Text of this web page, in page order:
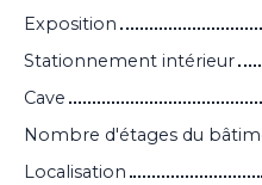
Exposition
Stationnement intérieur
Cave
Nombre d'étages du
Localisation